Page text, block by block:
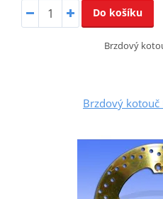
Do košíku
Brzdový
Brzdový kotouč